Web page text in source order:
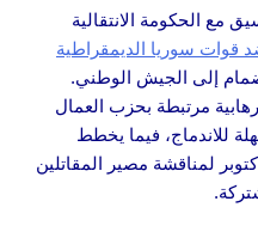
مع الحكومة الانتقالية
قوات سوريا الديمقراطية
إلى الجيش الوطني.
مرتبطة بحزب العمال
للاندماج، فيما يخطط
لإجراء محادثات في 8 أكتوبر لمناقشة مصير المقاتلين